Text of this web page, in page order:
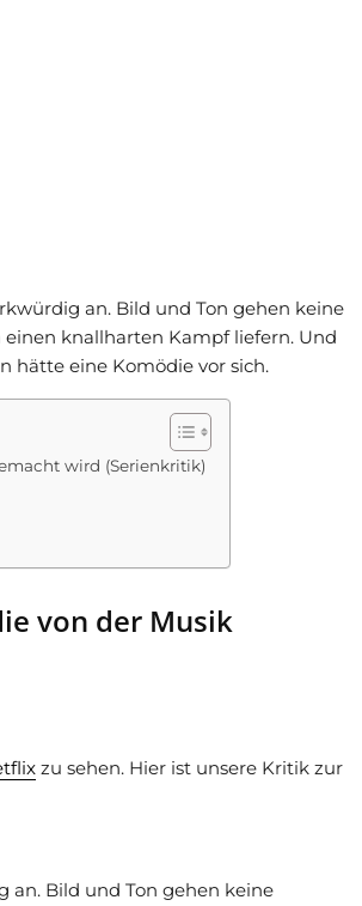
an. Bild und Ton gehen keine
knallharten Kampf liefern. Und
hätte eine Komödie vor sich.
wird (Serienkritik)
von der Musik
zu sehen. Hier ist unsere Kritik zur
an. Bild und Ton gehen keine